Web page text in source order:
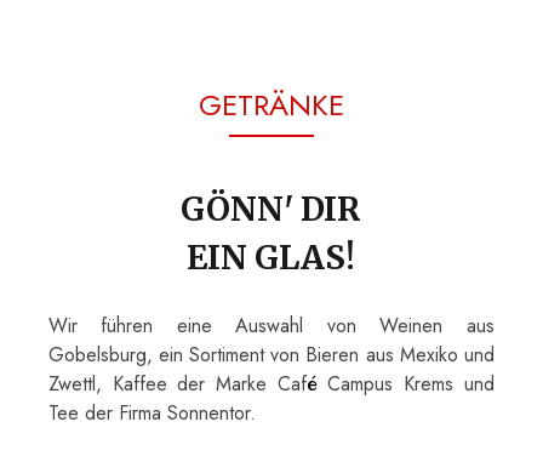
GETRÄNKE
GÖNN' DIR
EIN GLAS!
Wir führen eine Auswahl von Weinen aus
Gobelsburg, ein Sortiment von Bieren aus Mexiko und
Zwettl, Kaffee der Marke CaféCampus Krems und
Tee der Firma Sonnentor.